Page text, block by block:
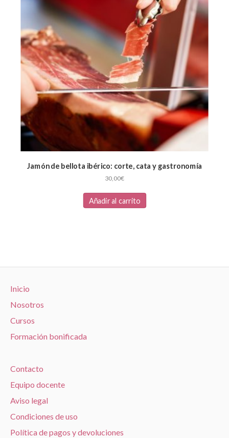
Jamón de bellota ibérico: corte, cata y gastronomía
30,00€
Añadir al carrito
Inicio
Nosotros
Cursos
Formación bonificada
Contacto
Equipo docente
Aviso legal
Condiciones de uso
Política de pagos y devoluciones